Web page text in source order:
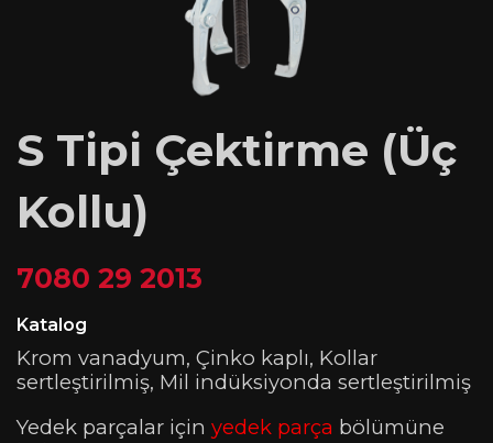
S Tipi Çektirme (Üç
Kollu)
7080 29 2013
Katalog
Krom vanadyum, Çinko kaplı, Kollar
sertleştirilmiş, Mil indüksiyonda sertleştirilmiş
Yedek parçalar için yedek parça bölümüne